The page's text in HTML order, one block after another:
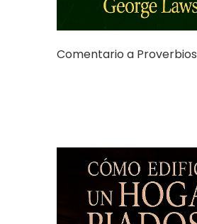
Comentario a Proverbios